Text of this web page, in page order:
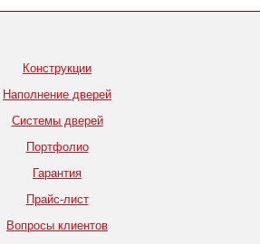
Конструкции
Наполнение дверей
Системы дверей
Портфолио
Гарантия
Прайс-лист
Вопросы клиентов